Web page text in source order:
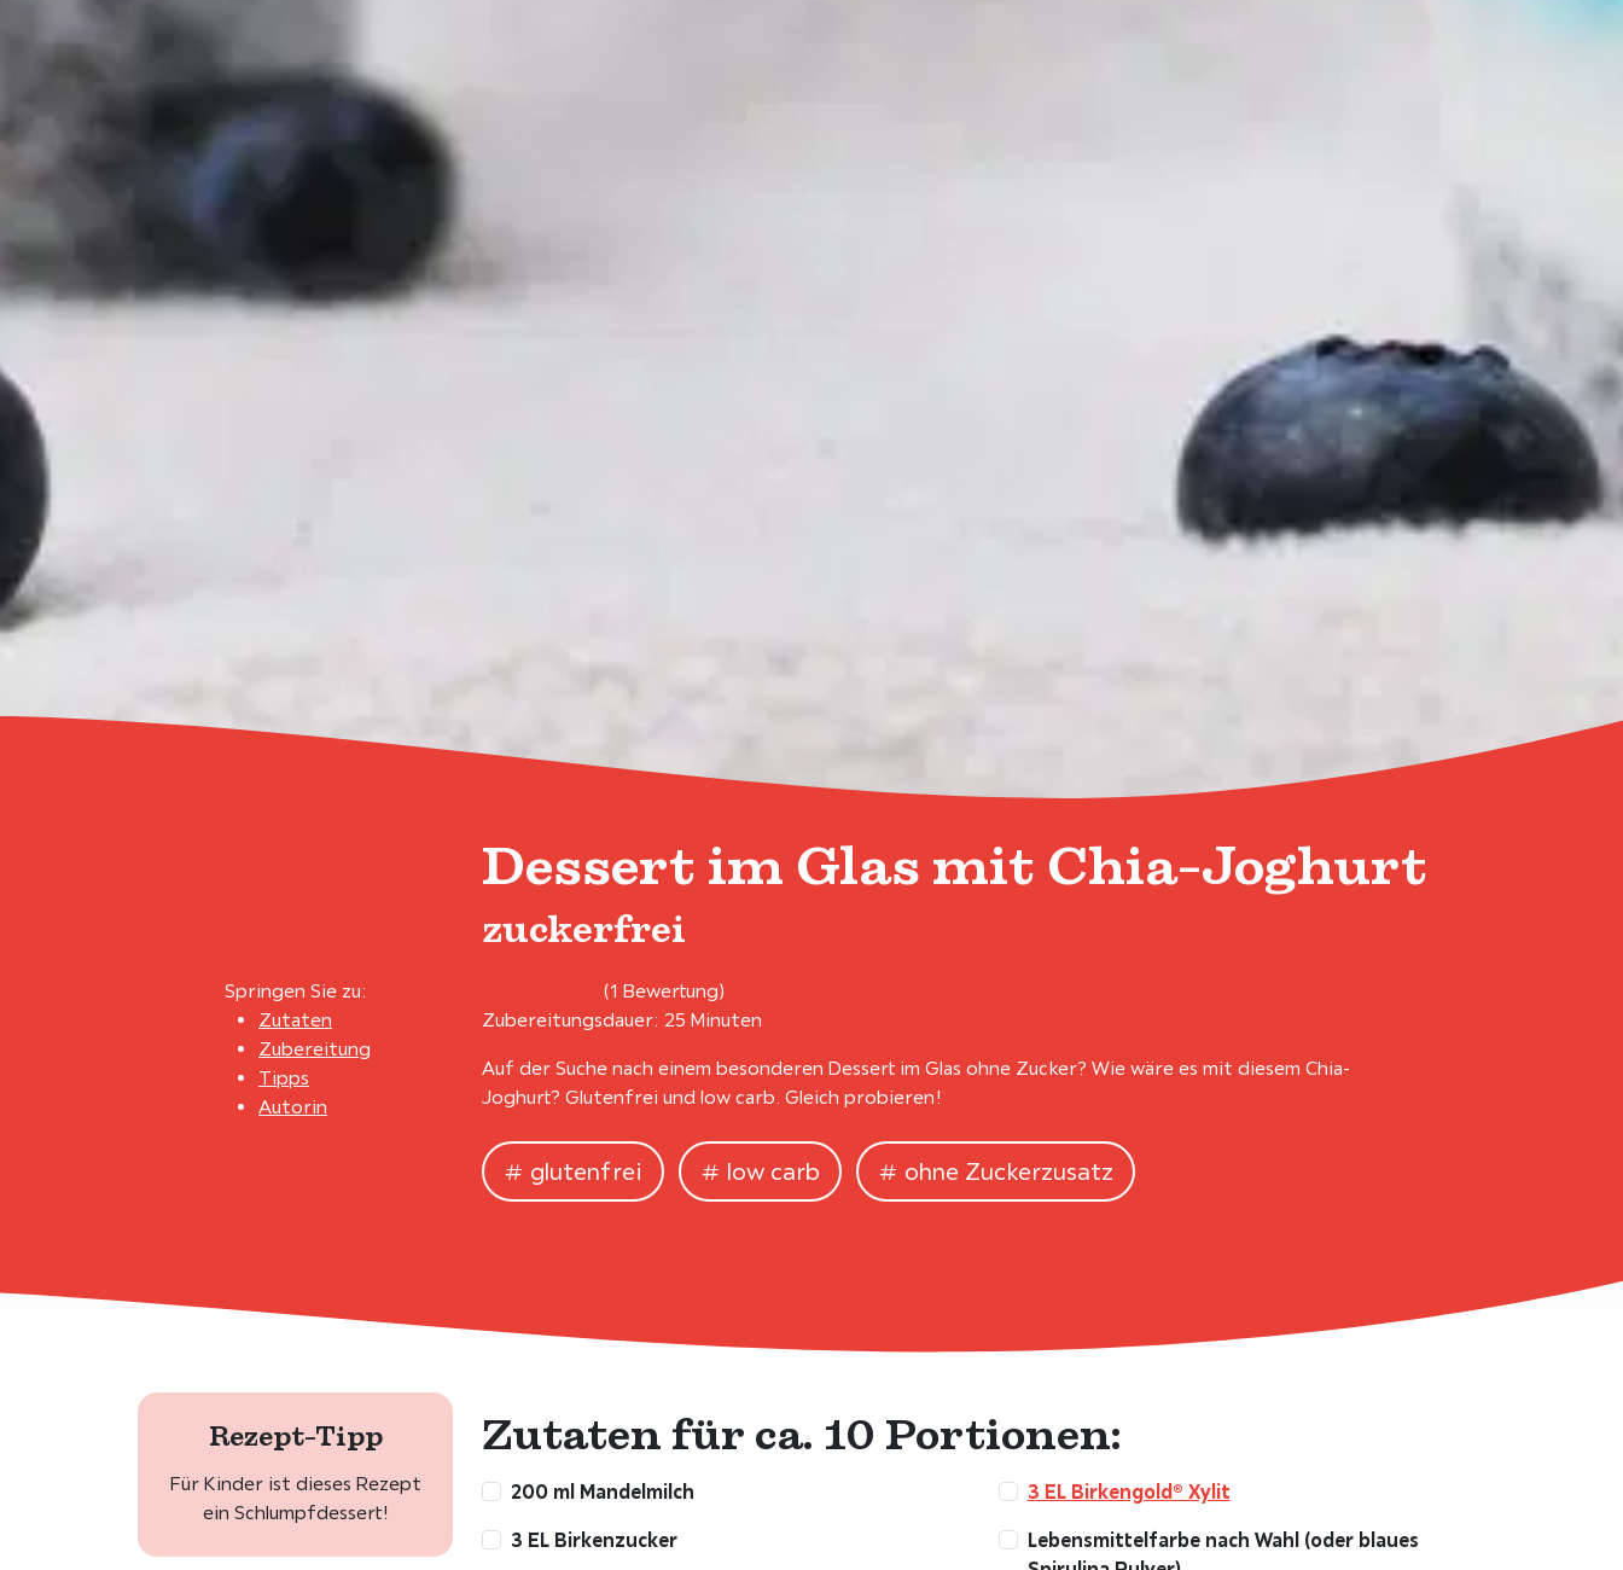
Dessert im Glas mit Chia-Joghurt
zuckerfrei
Springen Sie zu:
Zutaten
Zubereitung
Tipps
Autorin
(1 Bewertung)
Zubereitungsdauer: 25 Minuten
Auf der Suche nach einem besonderen Dessert im Glas ohne Zucker? Wie wäre es mit diesem Chia-
Joghurt? Glutenfrei und low carb. Gleich probieren!
glutenfrei low carb ohne Zuckerzusatz
Zutaten für ca. 10 Portionen:
200 ml Mandelmilch
3 EL Birkenzucker
3 EL Birkengold® Xylit
Lebensmittelfarbe nach Wahl (oder blaues
Rezept-Tipp
Für Kinder ist dieses Rezept
ein Schlumpfdessert!